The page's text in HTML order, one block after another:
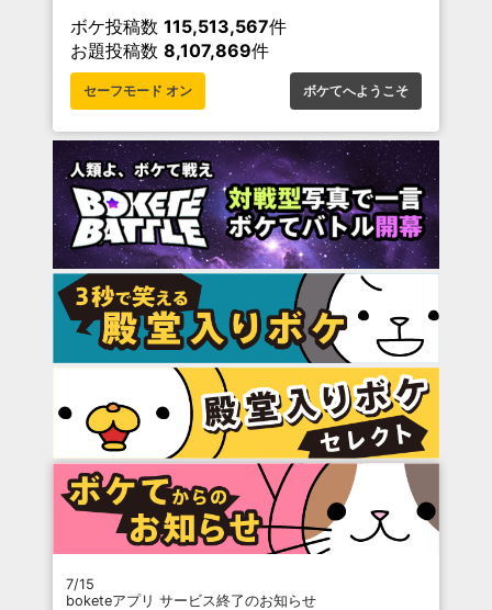
ボケ投稿数 115,513,567件
お題投稿数 8,107,869件
セーフモード オン ボケてへようこそ
7/15
boketeアプリ サービス終了のお知らせ